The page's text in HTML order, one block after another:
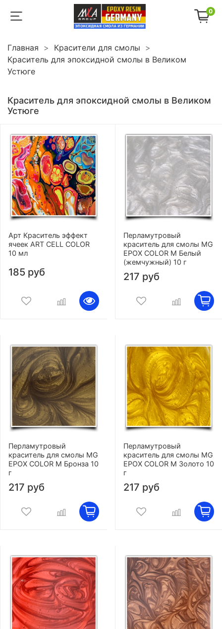
0
Главная
Красители для смолы
Краситель для эпоксидной смолы в Великом
Устюге
Краситель для эпоксидной смолы в Великом
Устюге
Арт Краситель эффект
ячеек ART CELL COLOR
10 мл
185 руб
Перламутровый
краситель для смолы MG
EPOX COLOR M Белый
(жемчужный) 10 г
217 руб
Перламутровый
краситель для смолы MG
EPOX COLOR M Бронза 10
г
217 руб
Перламутровый
краситель для смолы MG
EPOX COLOR M Золото 10
г
217 руб